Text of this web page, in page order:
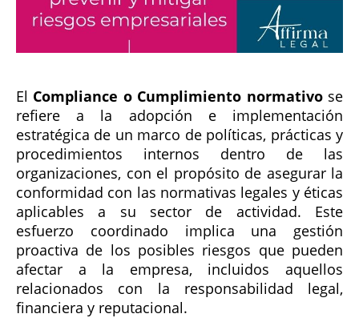
El Compliance o Cumplimiento normativose
refiere a la adopción e implementación
estratégica de un marco de políticas, prácticas y
procedimientos internos dentro de las
organizaciones, con el propósito de asegurar la
conformidad con las normativas legales y éticas
aplicables a su sector de actividad. Este
esfuerzo coordinado implica una gestión
proactiva de los posibles riesgos que pueden
afectar a la empresa, incluidos aquellos
relacionados con la responsabilidad legal,
financiera y reputacional.